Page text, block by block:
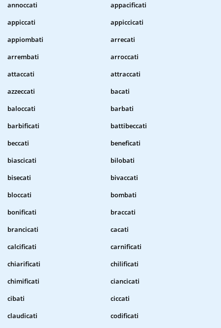
annoccati
appacificati
appiccati
appiccicati
appiombati
arrecati
arrembati
arroccati
attaccati
attraccati
azzeccati
bacati
baloccati
barbati
barbificati
battibeccati
beccati
beneficati
biascicati
bilobati
bisecati
bivaccati
bloccati
bombati
bonificati
braccati
brancicati
cacati
calcificati
carnificati
chiarificati
chilificati
chimificati
ciancicati
cibati
ciccati
claudicati
codificati